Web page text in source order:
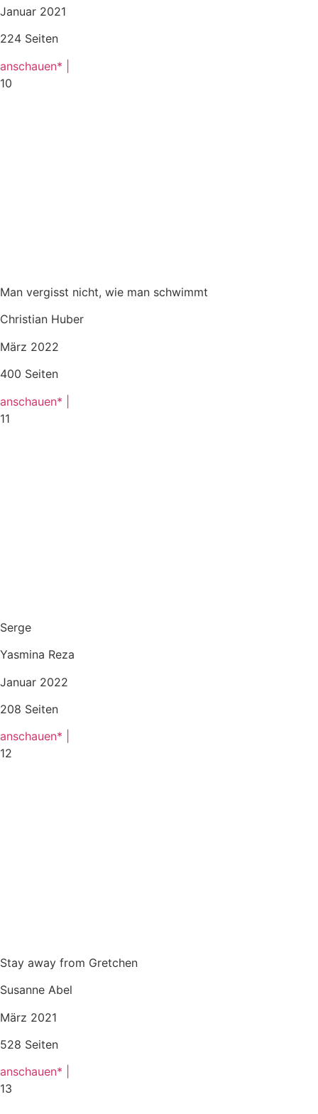
Januar 2021
224 Seiten
anschauen* |
10
Man vergisst nicht, wie man schwimmt
Christian Huber
März 2022
400 Seiten
anschauen* |
11
Serge
Yasmina Reza
Januar 2022
208 Seiten
anschauen* |
12
Stay away from Gretchen
Susanne Abel
März 2021
528 Seiten
anschauen* |
13